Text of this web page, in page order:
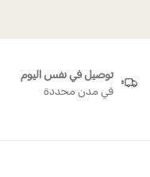
توصيل في نفس اليوم
في مدن محددة